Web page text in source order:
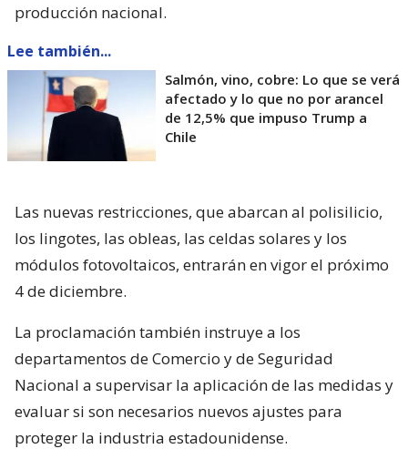
producción nacional.
Lee también...
Salmón, vino, cobre: Lo que se verá
afectado y lo que no por arancel
de 12,5% que impuso Trump a
Chile
Las nuevas restricciones, que abarcan al polisilicio,
los lingotes, las obleas, las celdas solares y los
módulos fotovoltaicos, entrarán en vigor el próximo
4 de diciembre.
La proclamación también instruye a los
departamentos de Comercio y de Seguridad
Nacional a supervisar la aplicación de las medidas y
evaluar si son necesarios nuevos ajustes para
proteger la industria estadounidense.